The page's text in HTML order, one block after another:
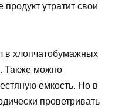
утратит свои
в хлопчатобумажных
Также можно
емкость. Но в
проветривать